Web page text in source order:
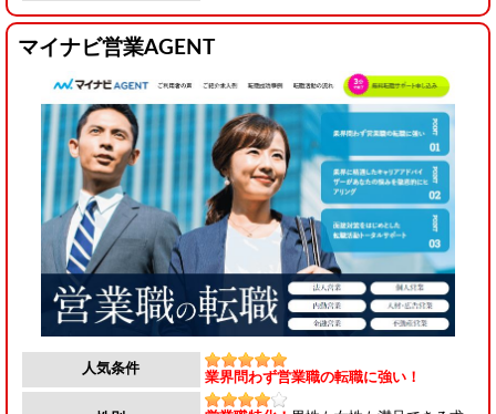
マイナビ営業AGENT
人気条件
業界問わず営業職の転職に強い！